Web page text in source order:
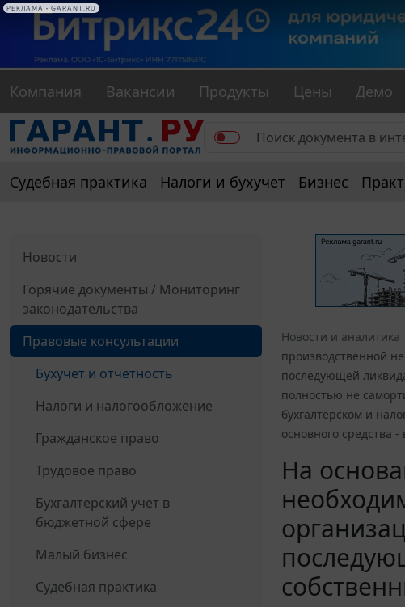
Компания Вакансии Продукты Цены Демо
Судебная практика Налоги и бухучет Бизнес
Новости
Горячие документы / Мониторинг
законодательства
Правовые консультации
Бухучет и отчетность
Налоги и налогообложение
Гражданское право
Трудовое право
Бухгалтерский учет в
бюджетной сфере
Малый бизнес
Судебная практика
Новости и аналитика
производственной
последующей
полностью не
бухгалтерском и
основного средства
На
РЕКЛАМА • GARANT.RU